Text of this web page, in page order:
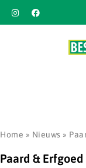
Home » Nieuws »
Paard &